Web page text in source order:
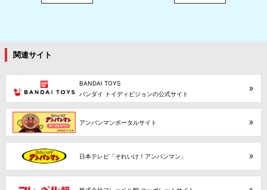
関連サイト
BANDAI TOYS
バンダイ トイディビジョンの公式サイト
アンパンマンポータルサイト
日本テレビ「それいけ！アンパンマン」